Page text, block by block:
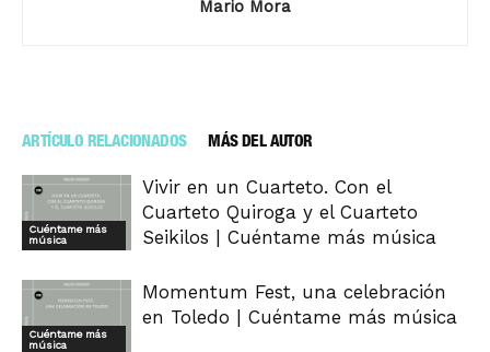
Mario Mora
ARTÍCULO RELACIONADOS MÁS DEL AUTOR
Cuéntame más
música
Vivir en un Cuarteto. Con el
Cuarteto Quiroga y el Cuarteto
Seikilos | Cuéntame más música
Cuéntame más
música
Momentum Fest, una celebración
en Toledo | Cuéntame más música